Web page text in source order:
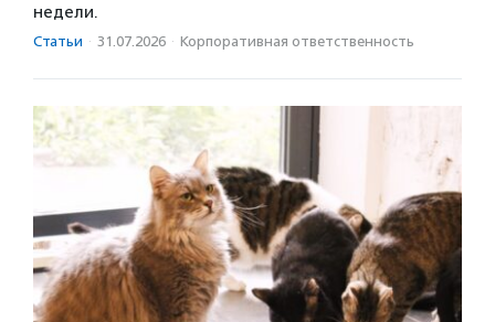
недели.
Статьи · 31.07.2026 · Корпоративная ответственность